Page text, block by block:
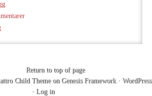
Return to top of page
Child Themeon Genesis Framework· WordPress
· Log in